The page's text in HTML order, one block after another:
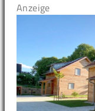
Anzeige